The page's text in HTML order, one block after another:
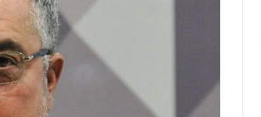
IMPRENSA